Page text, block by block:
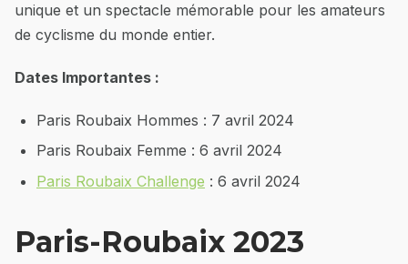
unique et un spectacle mémorable pour les amateurs
de cyclisme du monde entier.
Dates Importantes :
Paris Roubaix Hommes : 7 avril 2024
Paris Roubaix Femme : 6 avril 2024
Paris Roubaix Challenge : 6 avril 2024
Paris-Roubaix 2023